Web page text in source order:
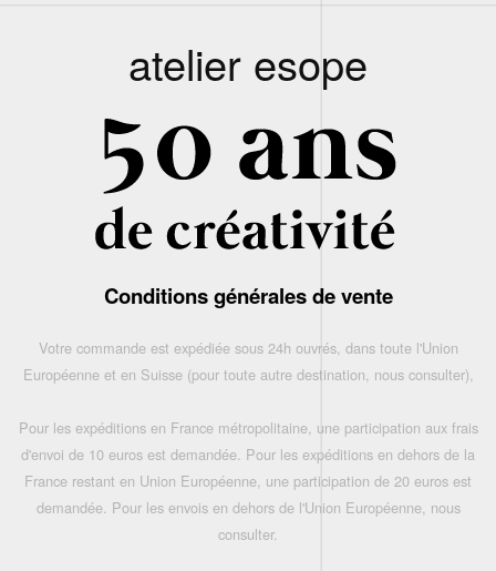
atelier esope
Conditions générales de vente
Votre commande est expédiée sous 24h ouvrés, dans toute l'Union
Européenne et en Suisse (pour toute autre destination, nous consulter),
Pour les expéditions en France métropolitaine, une participation aux frais
d'envoi de 10 euros est demandée. Pour les expéditions en dehors de la
France restant en Union Européenne, une participation de 20 euros est
demandée. Pour les envois en dehors de l'Union Européenne, nous
consulter.